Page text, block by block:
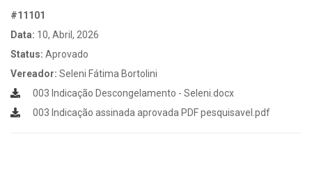
#11101
Data: 10, Abril, 2026
Status: Aprovado
Vereador: Seleni Fátima Bortolini
003 Indicação Descongelamento - Seleni.docx
003 Indicação assinada aprovada PDF pesquisavel.pdf